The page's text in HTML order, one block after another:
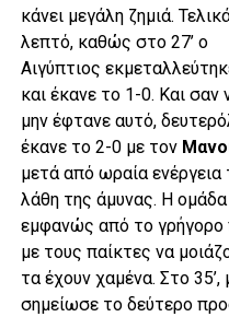
κάνει μεγάλη ζημιά.
λεπτό, καθώς στο 27’ ο
Αιγύπτιος
και έκανε το 1-0. Και σαν
μην έφτανε αυτό,
έκανε το 2-0 με τον
μετά από ωραία ενέργεια
λάθη της άμυνας. Η
εμφανώς από το γρήγορο
με τους παίκτες να
τα έχουν χαμένα. Στο
σημείωσε το δεύτερο